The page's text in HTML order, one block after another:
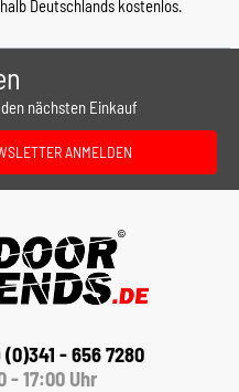
Deutschlands kostenlos.
nächsten Einkauf
ANMELDEN
(0)341 - 656 7280
- 17:00 Uhr